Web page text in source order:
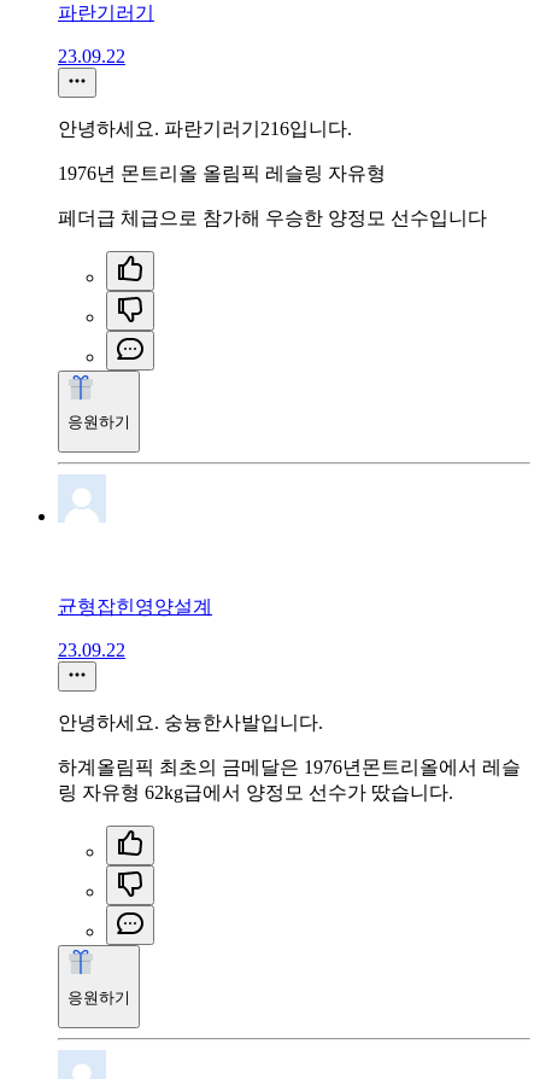
파란기러기
23.09.22
안녕하세요. 파란기러기216입니다.
1976년 몬트리올 올림픽 레슬링 자유형
페더급 체급으로 참가해 우승한 양정모 선수입니다
응원하기
균형잡힌영양설계
23.09.22
안녕하세요. 숭늉한사발입니다.
하계올림픽 최초의 금메달은 1976년몬트리올에서 레슬
링 자유형 62kg급에서 양정모 선수가 땄습니다.
응원하기